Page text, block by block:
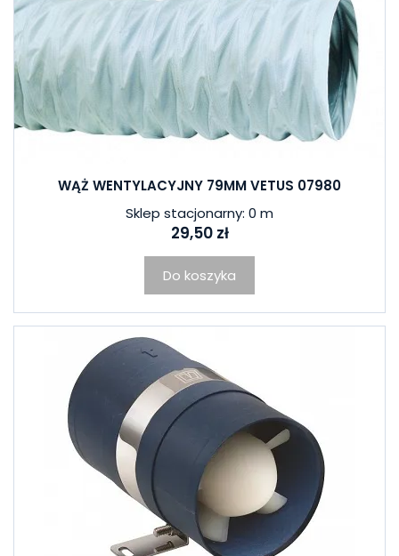
WĄŻ WENTYLACYJNY 79MM VETUS 07980
Sklep stacjonarny: 0 m
29,50 zł
Do koszyka